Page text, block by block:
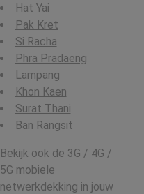
Hat Yai
Pak Kret
Si Racha
Phra Pradaeng
Lampang
Khon Kaen
Surat Thani
Ban Rangsit
Bekijk ook de 3G / 4G /
5G mobiele
netwerkdekking in jouw